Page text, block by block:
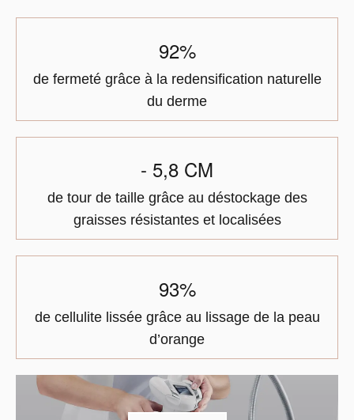
92%
de fermeté grâce à la redensification naturelle
du derme
- 5,8 CM
de tour de taille grâce au déstockage des
graisses résistantes et localisées
93%
de cellulite lissée grâce au lissage de la peau
d’orange